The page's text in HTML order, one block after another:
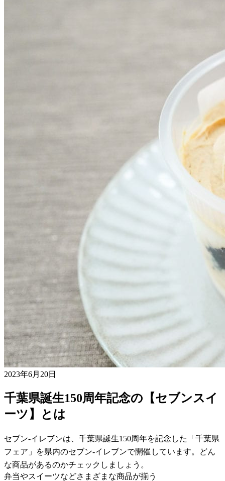
2023年6月20日
千葉県誕生150周年記念の【セブンスイ
ーツ】とは
セブン-イレブンは、千葉県誕生150周年を記念した「千葉県
フェア」を県内のセブン-イレブンで開催しています。どん
な商品があるのかチェックしましょう。
弁当やスイーツなどさまざまな商品が揃う